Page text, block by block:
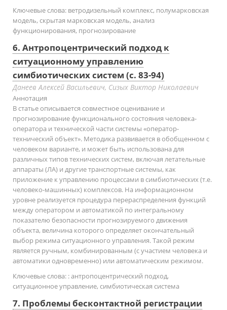
Ключевые слова: ветродизельный комплекс, полумарковская
модель, скрытая марковская модель, анализ
функционирования, прогнозирование
6. Антропоцентрический подход к
ситуационному управлению
симбиотических систем (с. 83-94)
Данеев Алексей Васильевич, Сизых Виктор Николаевич
Аннотация
В статье описывается совместное оценивание и
прогнозирование функционального состояния человека-
оператора и технической части системы «оператор-
технический объект». Методика развивается в обобщенном с
человеком варианте, и может быть использована для
различных типов технических систем, включая летательные
аппараты (ЛА) и другие транспортные системы, как
приложение к управлению процессами в симбиотических (т.е.
человеко-машинных) комплексов. На информационном
уровне реализуется процедура перераспределения функций
между оператором и автоматикой по интегральному
показателю безопасности прогнозируемого движения
объекта, величина которого определяет окончательный
выбор режима ситуационного управления. Такой режим
является ручным, комбинированным (с участием человека и
автоматики одновременно) или автоматическим режимом.
Ключевые слова: : антропоцентрический подход,
ситуационное управление, симбиотическая система
7. Проблемы бесконтактной регистрации